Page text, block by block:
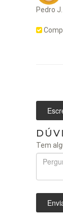
Pedro J.
Tem